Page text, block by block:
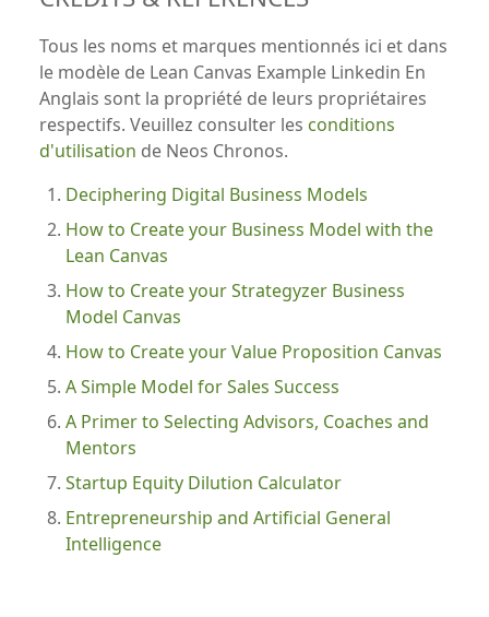
Tous les noms et marques mentionnés ici et dans
le modèle de Lean Canvas Example Linkedin En
Anglais sont la propriété de leurs propriétaires
respectifs. Veuillez consulter les conditions
d'utilisation de Neos Chronos.
Deciphering Digital Business Models
How to Create your Business Model with the
Lean Canvas
How to Create your Strategyzer Business
Model Canvas
How to Create your Value Proposition Canvas
A Simple Model for Sales Success
A Primer to Selecting Advisors, Coaches and
Mentors
Startup Equity Dilution Calculator
Entrepreneurship and Artificial General
Intelligence